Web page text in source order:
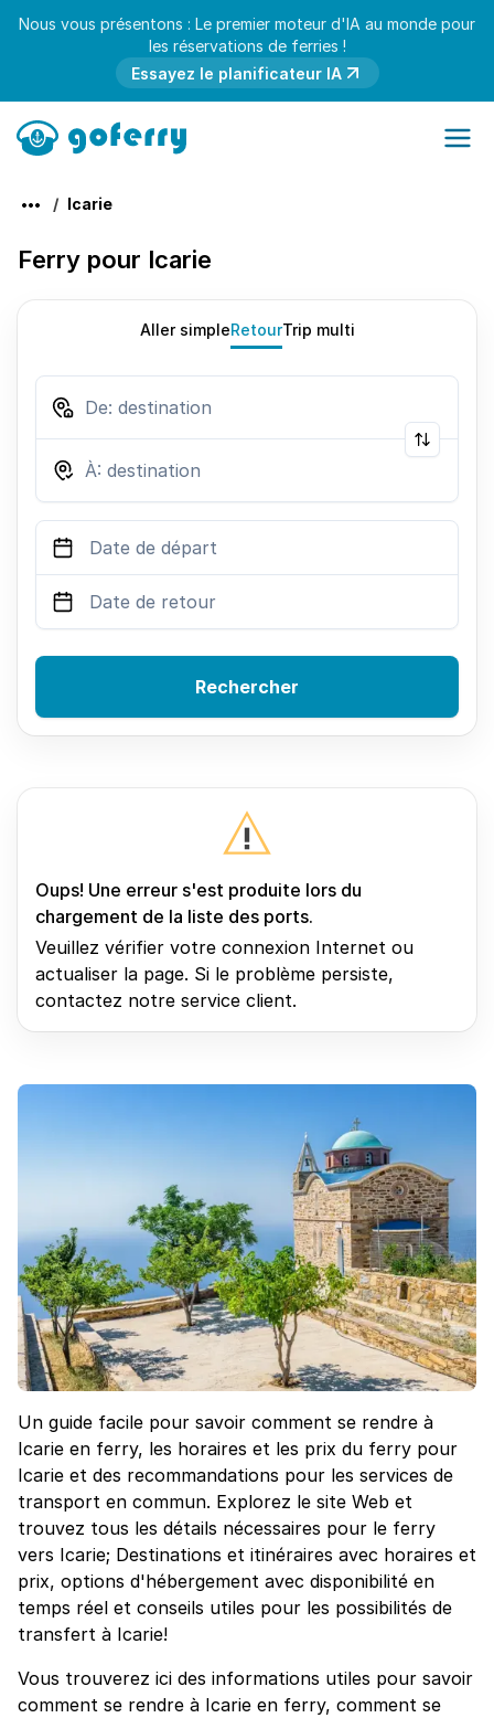
Nous vous présentons : Le premier moteur d'IA au monde pour
les réservations de ferries !
Essayez le planificateur IA
Icarie
Ferry pour Icarie
Un guide facile pour savoir comment se rendre à
Icarie en ferry, les horaires et les prix du ferry pour
Icarie et des recommandations pour les services de
transport en commun. Explorez le site Web et
trouvez tous les détails nécessaires pour le ferry
vers Icarie; Destinations et itinéraires avec horaires et
prix, options d'hébergement avec disponibilité en
temps réel et conseils utiles pour les possibilités de
transfert à Icarie!
Vous trouverez ici des informations utiles pour savoir
comment se rendre à Icarie en ferry, comment se
Aller simpleRetourTrip multi
Rechercher
Oups! Une erreur s'est produite lors du
chargement de la liste des ports.
Veuillez vérifier votre connexion Internet ou
actualiser la page. Si le problème persiste,
contactez notre service client.